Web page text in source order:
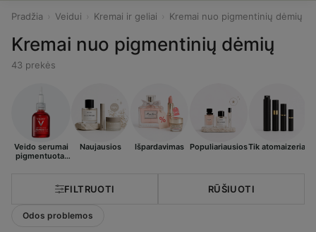
Pradžia Veidui Kremai ir geliai Kremai nuo pigmentinių dėmių
Kremai nuo pigmentinių dėmių
43 prekės
Veido serumai
pigmentuotai
Naujausios Išpardavimas PopuliariausiosTik atomaizeriai
FILTRUOTI
Odos problemos
RŪŠIUOTI